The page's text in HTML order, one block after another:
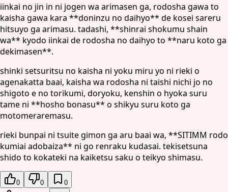
iinkai no jin in ni jogen wa arimasen ga, rodosha gawa to
kaisha gawa kara **doninzu no daihyo** de kosei sareru
hitsuyo ga arimasu. tadashi, **shinrai shokumu shain
wa** kyodo iinkai de rodosha no daihyo to **naru koto ga
dekimasen**.
shinki setsuritsu no kaisha ni yoku miru yo ni rieki o
agenakatta baai, kaisha wa rodosha ni taishi nichi jo no
shigoto e no torikumi, doryoku, kenshin o hyoka suru
tame ni **hosho bonasu** o shikyu suru koto ga
motomeraremasu.
rieki bunpai ni tsuite gimon ga aru baai wa, **SITIMM rodo
kumiai adobaiza** ni go renraku kudasai. tekisetsuna
shido to kokateki na kaiketsu saku o teikyo shimasu.
0 0 0